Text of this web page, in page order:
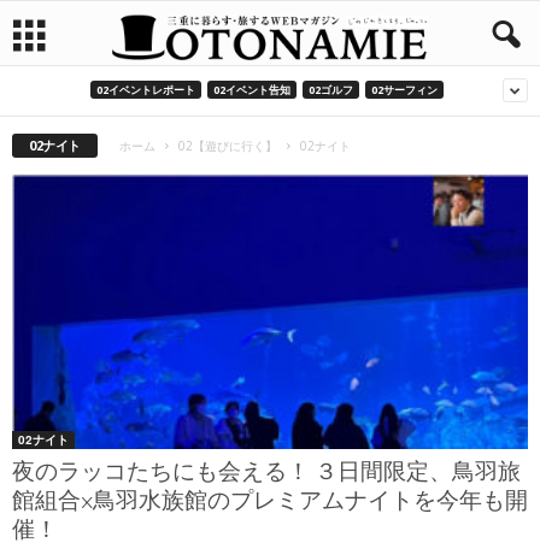
02イベントレポート 02イベント告知 02ゴルフ 02サーフィン
02ナイト ホーム 02【遊びに行く】 02ナイト
02ナイト
夜のラッコたちにも会える！ ３日間限定、鳥羽旅
館組合×鳥羽水族館のプレミアムナイトを今年も開
催！